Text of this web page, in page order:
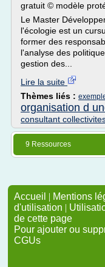
gratuit © modèle
Le Master
l'écologie est un
former des
l'analyse des
gestion des...
Lire la suite
Thèmes liés :
organisation d
consultant
9 Ressources
Accueil | Mentions
d'utilisation |
de cette page
Pour ajouter ou
CGUs